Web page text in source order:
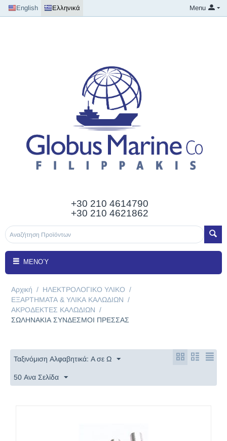
English Ελληνικά Menu
+30 210 4614790
+30 210 4621862
ΜΕΝΟΎ
Αρχική / ΗΛΕΚΤΡΟΛΟΓΙΚΟ ΥΛΙΚΟ /
ΕΞΑΡΤΗΜΑΤΑ & ΥΛΙΚΑ ΚΑΛΩΔΙΩΝ /
ΑΚΡΟΔΕΚΤΕΣ ΚΑΛΩΔIΩΝ /
ΣΩΛΗΝΑΚΙΑ ΣΥΝΔΕΣΜΟΙ ΠΡΕΣΣΑΣ
Ταξινόμιση Αλφαβητικά: A σε Ω
50 Ανα Σελίδα